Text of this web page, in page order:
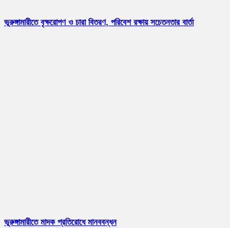
ভূরুঙ্গামারীতে বৃক্ষরোপণ ও চারা বিতরণ, পরিবেশ রক্ষায় সচেতনতার বার্তা
ভূরুঙ্গামারীতে মাদক প্রতিরোধে মানববন্ধন